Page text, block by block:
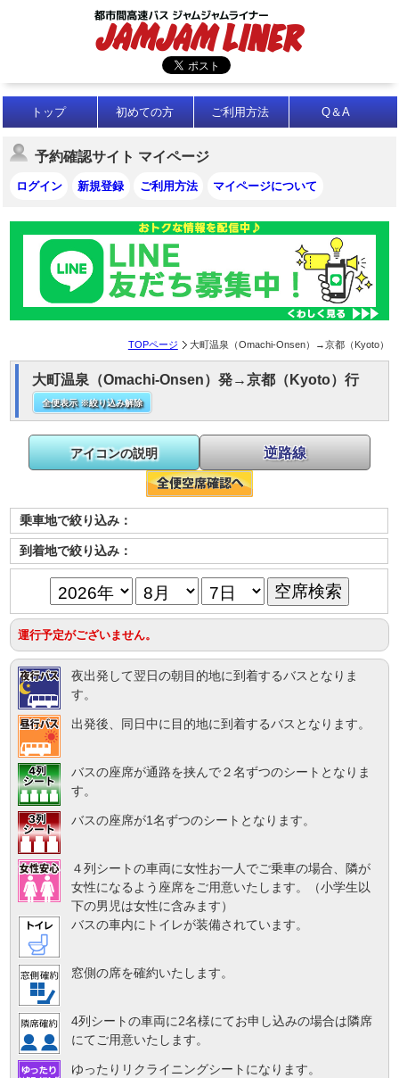
トップ 初めての方 ご利用方法 Q＆A
予約確認サイト マイページ
ログイン 新規登録 ご利用方法 マイページについて
TOPページ 大町温泉（Omachi-Onsen）→京都（Kyoto）
大町温泉（Omachi-Onsen）発→京都（Kyoto）行
全便表示 ※絞り込み解除
乗車地で絞り込み：
到着地で絞り込み：
アイコンの説明 逆路線
運行予定がございません。
夜出発して翌日の朝目的地に到着するバスとなりま
す。
出発後、同日中に目的地に到着するバスとなります。
バスの座席が通路を挟んで２名ずつのシートとなりま
す。
バスの座席が1名ずつのシートとなります。
４列シートの車両に女性お一人でご乗車の場合、隣が
女性になるよう座席をご用意いたします。（小学生以
下の男児は女性に含みます）
バスの車内にトイレが装備されています。
窓側の席を確約いたします。
4列シートの車両に2名様にてお申し込みの場合は隣席
にてご用意いたします。
ゆったりリクライニングシートになります。